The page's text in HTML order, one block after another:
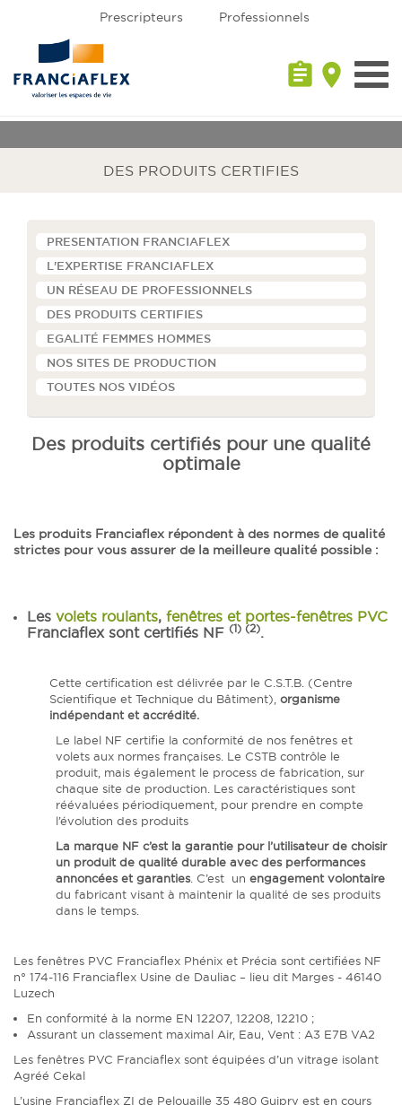
Prescripteurs Professionnels
assignment place
DES PRODUITS CERTIFIES
PRESENTATION FRANCIAFLEX
L'EXPERTISE FRANCIAFLEX
UN RÉSEAU DE PROFESSIONNELS
DES PRODUITS CERTIFIES
EGALITÉ FEMMES HOMMES
NOS SITES DE PRODUCTION
TOUTES NOS VIDÉOS
Des produits certifiés pour une qualité
optimale
Les produits Franciaflex répondent à des normes de qualité
strictes pour vous assurer de la meilleure qualité possible :
Les volets roulants, fenêtres et portes-fenêtres PVC
Franciaflex sont certifiés NF (1) (2).
Cette certification est délivrée par le C.S.T.B. (Centre
Scientifique et Technique du Bâtiment), organisme
indépendant et accrédité.
Le label NF certifie la conformité de nos fenêtres et
volets aux normes françaises. Le CSTB contrôle le
produit, mais également le process de fabrication, sur
chaque site de production. Les caractéristiques sont
réévaluées périodiquement, pour prendre en compte
l’évolution des produits
La marque NF c’est la garantie pour l’utilisateur de choisir
un produit de qualité durable avec des performances
annoncées et garanties. C’est unengagement volontaire
du fabricant visant à maintenir la qualité de ses produits
dans le temps.
Les fenêtres PVC Franciaflex Phénix et Précia sont certifiées NF
n° 174-116 Franciaflex Usine de Dauliac – lieu dit Marges - 46140
Luzech
En conformité à la norme EN 12207, 12208, 12210 ;
Assurant un classement maximal Air, Eau, Vent : A3 E7B VA2
Les fenêtres PVC Franciaflex sont équipées d’un vitrage isolant
Agréé Cekal
L’usine Franciaflex ZI de Pelouaille 35 480 Guipry est en cours